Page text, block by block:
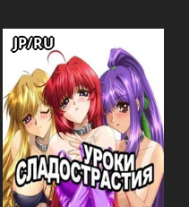
JP/RU